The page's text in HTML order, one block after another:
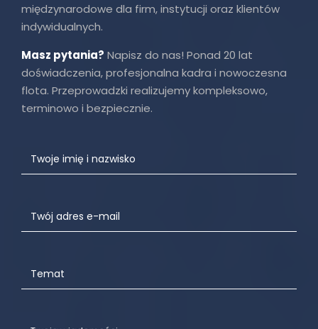
międzynarodowe dla firm, instytucji oraz klientów
indywidualnych.
Masz pytania? Napisz do nas! Ponad 20 lat
doświadczenia, profesjonalna kadra i nowoczesna
flota. Przeprowadzki realizujemy kompleksowo,
terminowo i bezpiecznie.